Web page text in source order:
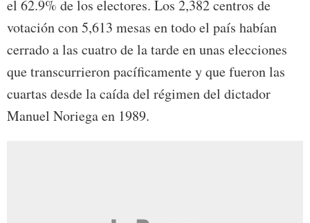
el 62.9% de los electores. Los 2,382 centros de
votación con 5,613 mesas en todo el país habían
cerrado a las cuatro de la tarde en unas elecciones
que transcurrieron pacíficamente y que fueron las
cuartas desde la caída del régimen del dictador
Manuel Noriega en 1989.